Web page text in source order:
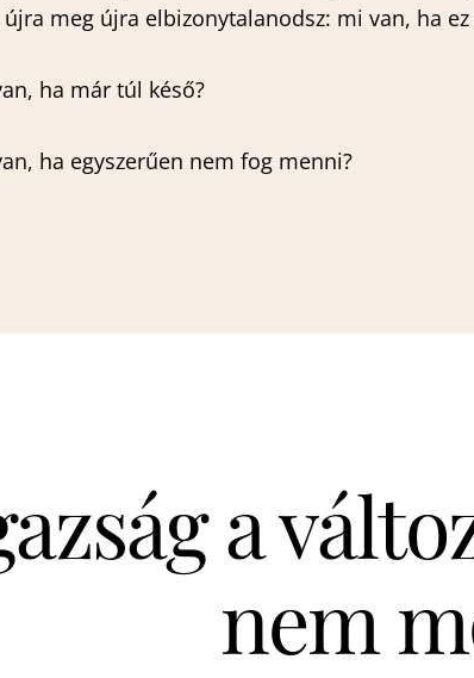
meg újra elbizonytalanodsz: mi van, ha ez
ha már túl késő?
ha egyszerűen nem fog menni?
a
nem